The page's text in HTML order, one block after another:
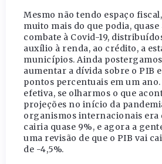
Mesmo não tendo espaço
muito mais do que podia, quase
combate à Covid-19,
auxílio à renda, ao crédito, a
municípios. Ainda
aumentar a dívida sobre o PIB
pontos percentuais em um
efetiva, se olharmos o que
projeções no início da
organismos internacionais era
cairia quase 9%, e agora a
uma revisão de que o PIB vai
de -4,5%.